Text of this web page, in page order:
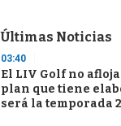
Últimas Noticias
03:40
El LIV Golf no
plan que tiene
será la temporada